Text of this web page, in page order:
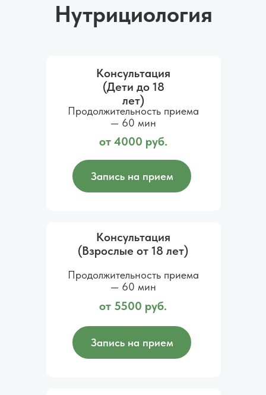
Нутрициология
Продолжительность приема
— 60 мин
Запись на прием
от 4000 руб.
Консультация
(Дети до 18
лет)
Продолжительность приема
— 60 мин
Запись на прием
от 5500 руб.
Консультация
(Взрослые от 18 лет)